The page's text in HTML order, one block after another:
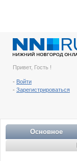
Привет, Гость !
- Войти
- Зарегистрироваться
Основное